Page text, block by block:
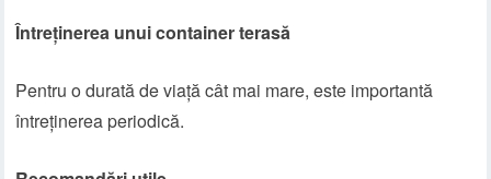
Întreținerea unui container terasă
Pentru o durată de viață cât mai mare, este importantă
întreținerea periodică.